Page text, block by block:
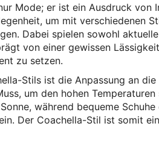
Mode; er ist ein Ausdruck von
um mit verschiedenen
Dabei spielen sowohl
von einer gewissen
zu setzen.
Stils ist die Anpassung an
um den hohen
während bequeme
Der Coachella-Stil ist somit